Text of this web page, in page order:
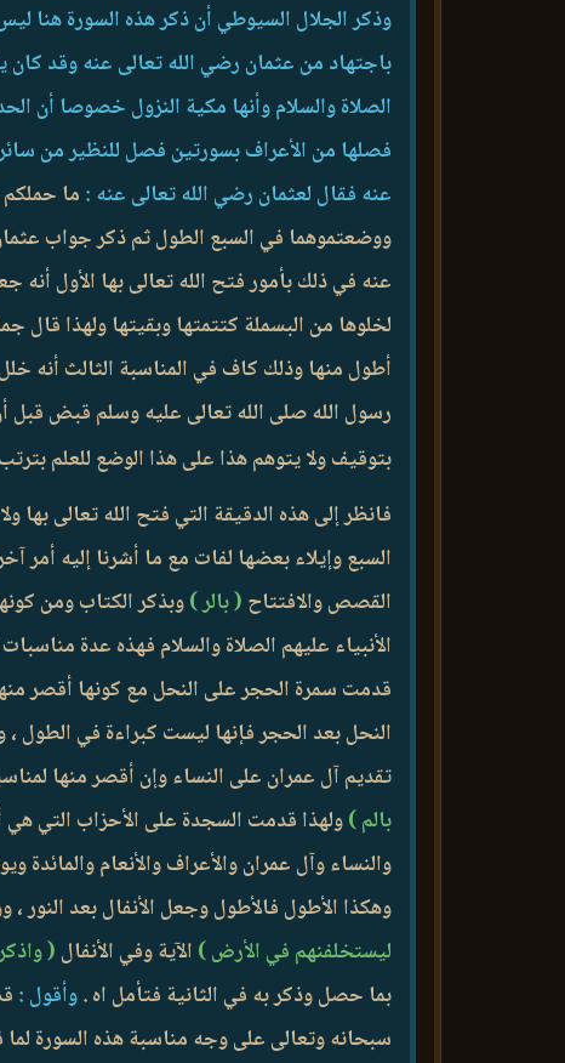
وذكر الجلال السيوطي أن ذكر هذه السورة هنا
باجتهاد من عثمان رضي الله تعالى عنه وقد كان
الصلاة والسلام وأنها مكية النزول خصوصا أن
فصلها من الأعراف بسورتين فصل للنظير من سائر
عنه فقال لعثمان رضي الله تعالى عنه : ما حملكم
ووضعتموهما في السبع الطول ثم ذكر جواب
عنه في ذلك بأمور فتح الله تعالى بها الأول
لخلوها من البسملة كتتمتها وبقيتها ولهذا
أطول منها وذلك كاف في المناسبة الثالث أنه
رسول الله صلى الله تعالى عليه وسلم قبض قبل
بتوقيف ولا يتوهم هذا على هذا الوضع للعلم
فانظر إلى هذه الدقيقة التي فتح الله تعالى
السبع وإيلاء بعضها لفات مع ما أشرنا إليه
القصص والافتتاح ( بالر )وبذكر الكتاب ومن
الأنبياء عليهم الصلاة والسلام فهذه عدة
قدمت سمرة الحجر على النحل مع كونها أقصر
النحل بعد الحجر فإنها ليست كبراءة في الطول
تقديم آل عمران على النساء وإن أقصر منها
بالم )ولهذا قدمت السجدة على الأحزاب التي
والنساء وآل عمران والأعراف والأنعام
وهكذا الأطول فالأطول وجعل الأنفال بعد النور
ليستخلفنهم في الأرض ) الآية وفي الأنفال (
بما حصل وذكر به في الثانية فتأمل اه .وأقول :
سبحانه وتعالى على وجه مناسبة هذه السورة